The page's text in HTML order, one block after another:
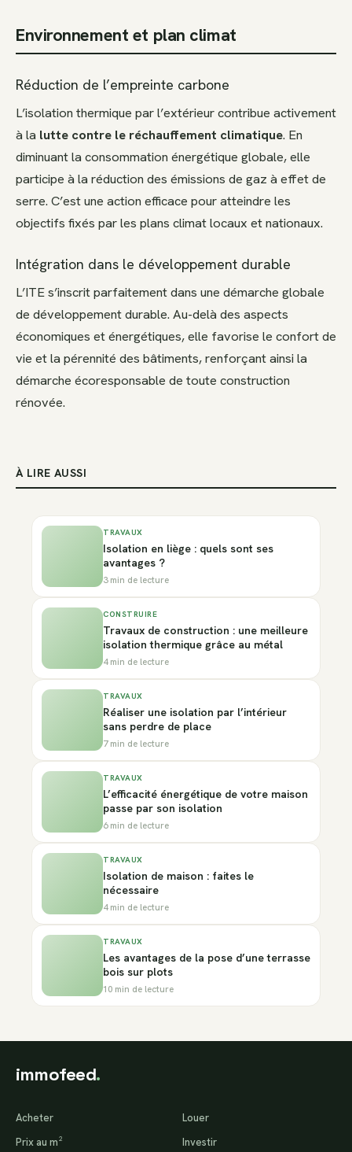
Environnement et plan climat
Réduction de l’empreinte carbone
L’isolation thermique par l’extérieur contribue activement
à la lutte contre le réchauffement climatique. En
diminuant la consommation énergétique globale, elle
participe à la réduction des émissions de gaz à effet de
serre. C’est une action efficace pour atteindre les
objectifs fixés par les plans climat locaux et nationaux.
Intégration dans le développement durable
L’ITE s’inscrit parfaitement dans une démarche globale
de développement durable. Au-delà des aspects
économiques et énergétiques, elle favorise le confort de
vie et la pérennité des bâtiments, renforçant ainsi la
démarche écoresponsable de toute construction
rénovée.
À LIRE AUSSI
TRAVAUX
Isolation en liège : quels sont ses
avantages ?
3 min de lecture
CONSTRUIRE
Travaux de construction : une meilleure
isolation thermique grâce au métal
4 min de lecture
TRAVAUX
Réaliser une isolation par l’intérieur
sans perdre de place
7 min de lecture
TRAVAUX
L’efficacité énergétique de votre maison
passe par son isolation
6 min de lecture
TRAVAUX
Isolation de maison : faites le
nécessaire
4 min de lecture
TRAVAUX
Les avantages de la pose d’une terrasse
bois sur plots
10 min de lecture
immofeed.
Acheter
Louer
Prix au m²
Investir